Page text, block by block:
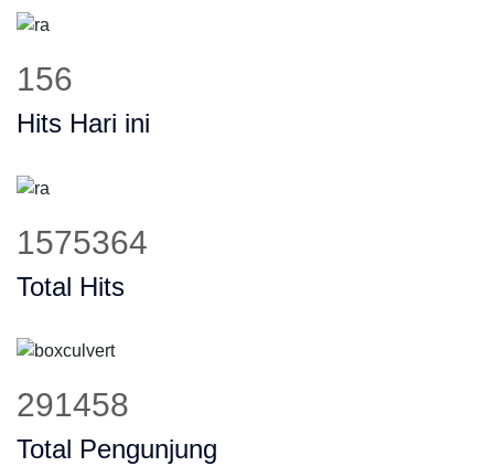
199
Hits Hari ini
2002880
Total Hits
370552
Total Pengunjung